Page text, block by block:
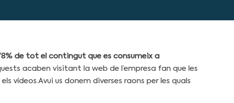
de tot el contingut que es consumeix a
acaben visitant la web de l’empresa fan que les
vídeos.Avui us donem diverses raons per les quals